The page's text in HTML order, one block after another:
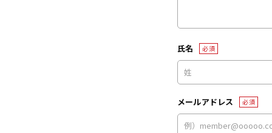
氏名 必須
メールアドレス 必須